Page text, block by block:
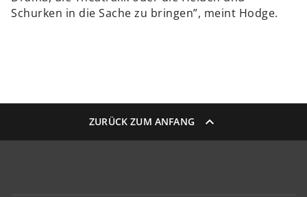
Schurken in die Sache zu bringen”, meint Hodge.
ZURÜCK ZUM ANFANG